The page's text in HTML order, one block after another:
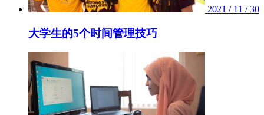
2021 / 11 / 30
大学生的5个时间管理技巧